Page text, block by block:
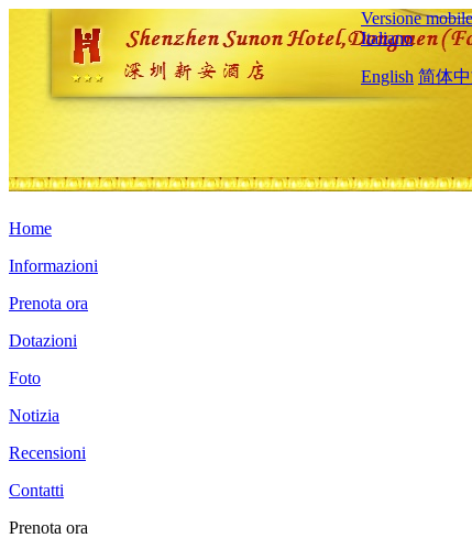
Versione mobile
Italiano
English 简体
Home
Informazioni
Prenota ora
Dotazioni
Foto
Notizia
Recensioni
Contatti
Prenota ora